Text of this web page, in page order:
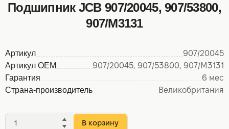
Подшипник JCB 907/20045, 907/53800,
907/M3131
Артикул
907/20045
Артикул OEM
907/20045, 907/53800, 907/M3131
Гарантия
6 мес
Страна-производитель
Великобритания
В корзину